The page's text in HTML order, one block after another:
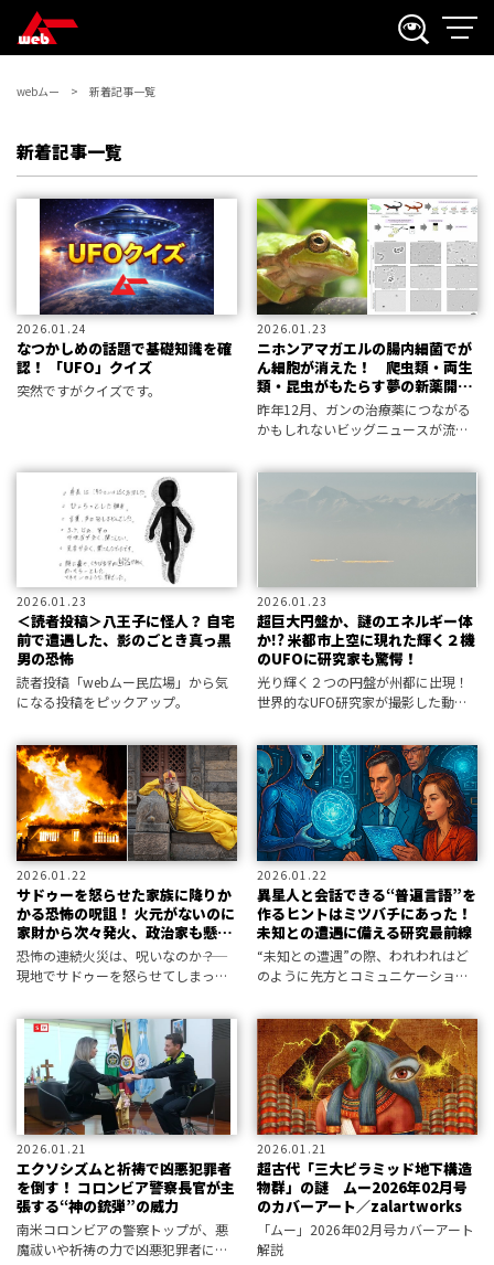
webムー 新着記事一覧
新着記事一覧
2026.01.24
なつかしめの話題で基礎知識を確
認！ 「UFO」クイズ
突然ですがクイズです。
2026.01.23
ニホンアマガエルの腸内細菌でが
ん細胞が消えた！ 爬虫類・両生
類・昆虫がもたらす夢の新薬開発
最前線
昨年12月、ガンの治療薬につながる
かもしれないビッグニュースが流れ
う朗報となる。さっそく詳細につい
て解説しよう！
2026.01.23
＜読者投稿＞八王子に怪人？ 自宅
前で遭遇した、影のごとき真っ黒
男の恐怖
読者投稿「webムー民広場」から気
になる投稿をピックアップ。
2026.01.23
超巨大円盤か、謎のエネルギー体
か!? 米都市上空に現れた輝く２機
のUFOに研究家も驚愕！
光り輝く２つの円盤が州都に出現！
世界的なUFO研究家が撮影した動画
2026.01.22
サドゥーを怒らせた家族に降りか
かる恐怖の呪詛！ 火元がないのに
家財から次々発火、政治家も懸念
する異常事態
恐怖の連続火災は、呪いなのか――？
現地でサドゥーを怒らせてしまった
る。
2026.01.22
異星人と会話できる“普遍言語”を
作るヒントはミツバチにあった！
未知との遭遇に備える研究最前線
“未知との遭遇”の際、われわれはど
のように先方とコミュニケーション
いを理解し合える言語システムを構
築し得るのか。専門家によるとその
鍵を握るのはミツバチであるという
――。
2026.01.21
エクソシズムと祈祷で凶悪犯罪者
を倒す！ コロンビア警察長官が主
張する“神の銃弾”の威力
南米コロンビアの警察トップが、悪
魔祓いや祈祷の力で凶悪犯罪者に打
2026.01.21
超古代「三大ピラミッド地下構造
物群」の謎 ムー2026年02月号
のカバーアート／zalartworks
「ムー」2026年02月号カバーアート
解説